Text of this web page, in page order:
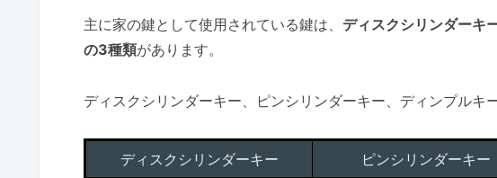
主に家の鍵として使用されている鍵は、 ディスクシリンダーキ
の3種類があります。
ディスクシリンダーキー、ピンシリンダーキー、ディンプルキ
ディスクシリンダーキー ピンシリンダーキー